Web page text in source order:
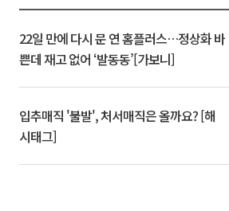
22일 만에 다시 문 연 홈플러스…정상화 바
쁜데 재고 없어 ‘발동동’[가보니]
입추매직 '불발', 처서매직은 올까요? [해
시태그]